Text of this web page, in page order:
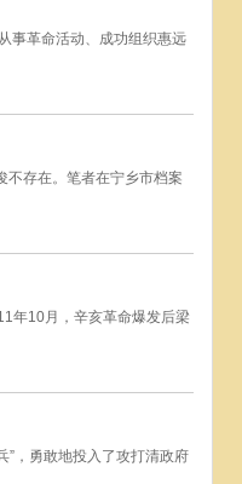
事革命活动、成功组织惠远
不存在。笔者在宁乡市档案
年10月，辛亥革命爆发后梁
”，勇敢地投入了攻打清政府